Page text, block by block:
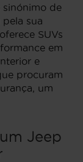
sinónimo de
sua
oferece SUVs
em
e
procuram
um
Jeep